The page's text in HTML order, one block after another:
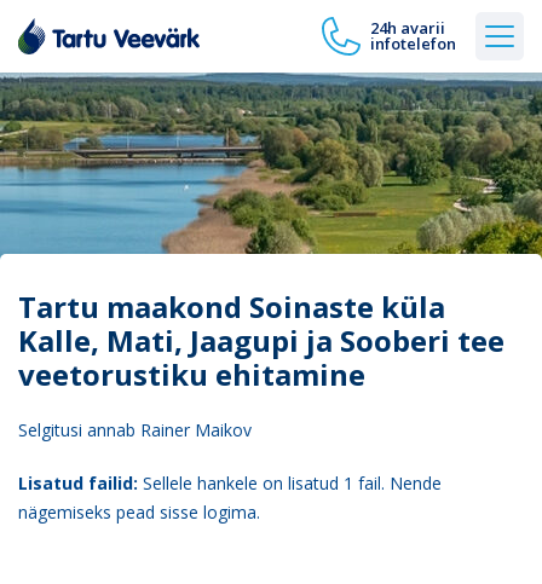
24h avarii
infotelefon
Tartu maakond Soinaste küla
Kalle, Mati, Jaagupi ja Sooberi tee
veetorustiku ehitamine
Selgitusi annab Rainer Maikov
Lisatud failid: Sellele hankele on lisatud 1 fail. Nende
nägemiseks pead sisse logima.